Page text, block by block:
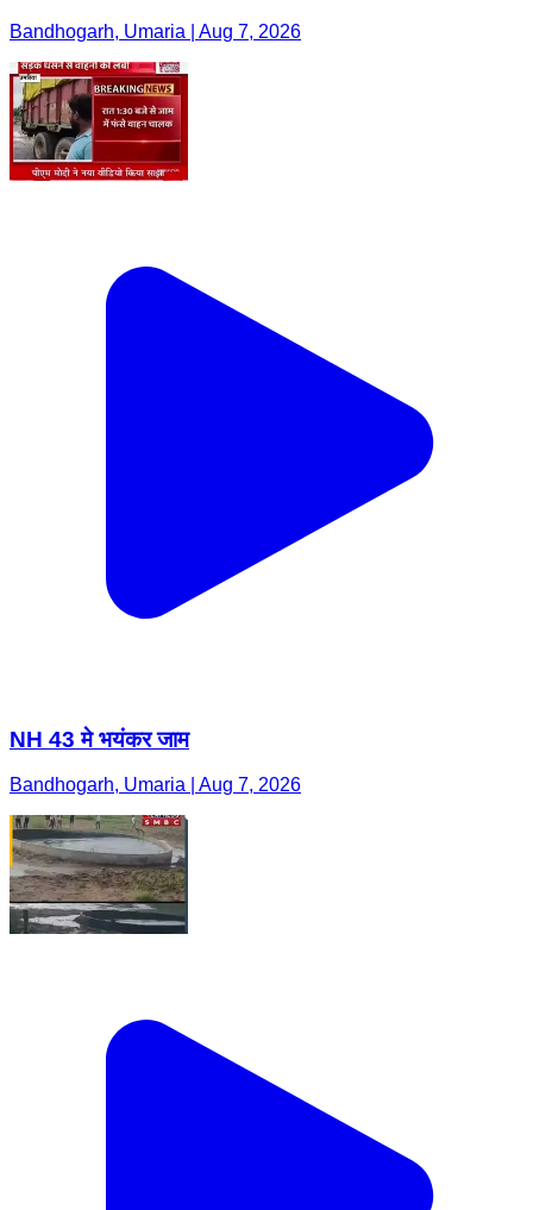
Bandhogarh, Umaria | Aug 7, 2026
NH 43 मे भयंकर जाम
Bandhogarh, Umaria | Aug 7, 2026